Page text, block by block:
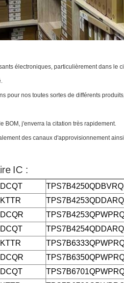
électroniques, particulièrement dans le
pour nos toutes sortes de différents
BOM, j'enverra la citation très rapidement.
des canaux d'approvisionnement
IC :